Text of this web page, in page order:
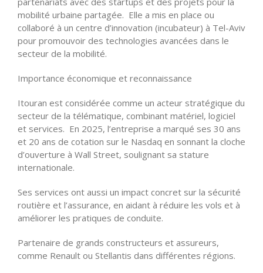
mobilité urbaine partagée. Elle a mis en place ou
collaboré à un centre d’innovation (incubateur) à Tel-Aviv
pour promouvoir des technologies avancées dans le
secteur de la mobilité.
Importance économique et reconnaissance
Itouran est considérée comme un acteur stratégique du
secteur de la télématique, combinant matériel, logiciel
et services. En 2025, l’entreprise a marqué ses 30 ans
et 20 ans de cotation sur le Nasdaq en sonnant la cloche
d’ouverture à Wall Street, soulignant sa stature
internationale.
Ses services ont aussi un impact concret sur la sécurité
routière et l’assurance, en aidant à réduire les vols et à
améliorer les pratiques de conduite.
Partenaire de grands constructeurs et assureurs,
comme Renault ou Stellantis dans différentes régions.